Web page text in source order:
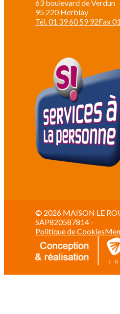
63 boulevard de Verdun
95 220 Herblay
Tél. 01 39 60 59 92Fax
© 2026 MAISON LE
SAP820587814 -
Politique de Cookies